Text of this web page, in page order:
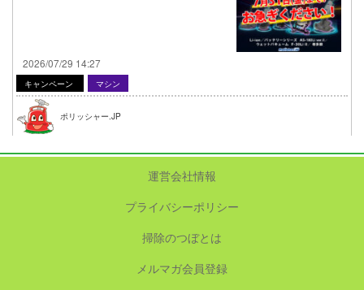
2026/07/29 14:27
キャンペーン マシン
ポリッシャー.JP
運営会社情報
プライバシーポリシー
掃除のつぼとは
メルマガ会員登録